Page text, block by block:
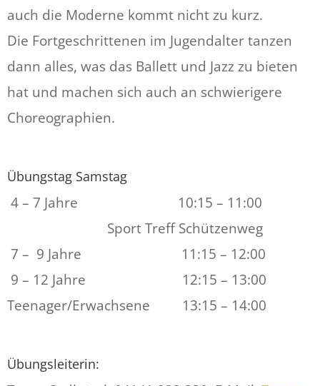
auch die Moderne kommt nicht zu kurz.
Die Fortgeschrittenen im Jugendalter tanzen
dann alles, was das Ballett und Jazz zu bieten
hat und machen sich auch an schwierigere
Choreographien.
Übungstag Samstag
4 – 7 Jahre 10:15 – 11:00
Sport Treff Schützenweg
7 – 9 Jahre 11:15 – 12:00
9 – 12 Jahre 12:15 – 13:00
Teenager/Erwachsene 13:15 – 14:00
Übungsleiterin: